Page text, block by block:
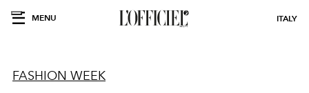
MENU ITALY
FASHION WEEK